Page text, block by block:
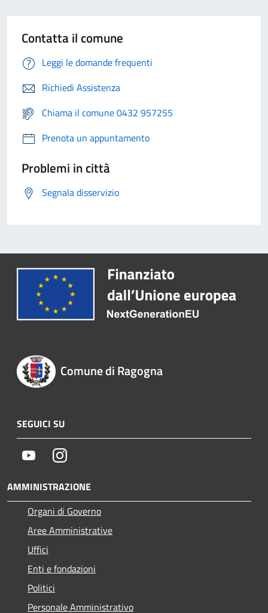
Contatta il comune
Leggi le domande frequenti
Richiedi Assistenza
Chiama il comune 0432 957255
Prenota un appuntamento
Problemi in città
Segnala disservizio
Comune di Ragogna
SEGUICI SU
YoutubeInstagram
AMMINISTRAZIONE
Organi di Governo
Aree Amministrative
Uffici
Enti e fondazioni
Politici
Personale Amministrativo